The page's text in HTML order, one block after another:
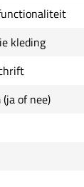
kleding
of nee)